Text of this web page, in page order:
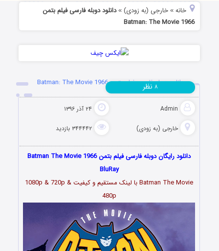
خانه »خارجی (به زودی) »دانلود دوبله فارسی فیلم بتمن
Batman: The Movie 1966
دانلود دوبله فارسی فیلم بتمن Batman: The Movie 1966
Admin ۲۴ آذر ۱۳۹۶
خارجی (به زودی) ۳۴۴۴۴۲ بازدید
۸ نظر
دانلود رایگان دوبله فارسی فیلم بتمن Batman The Movie 1966
BluRay
Batman The Movie با لینک مستقیم و کیفیت 1080p & 720p &
480p